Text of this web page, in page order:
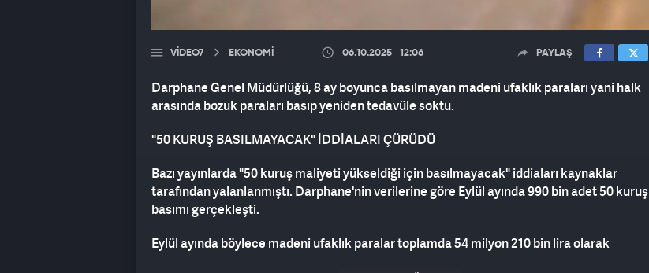
VIDEO7 EKONOMİ 06.10.2025 12:06 PAYLAŞ
Darphane Genel Müdürlüğü, 8 ay boyunca basılmayan madeni ufaklık paraları yani halk
arasında bozuk paraları basıp yeniden tedavüle soktu.
"50 KURUŞ BASILMAYACAK" İDDİALARI ÇÜRÜDÜ
Bazı yayınlarda "50 kuruş maliyeti yükseldiği için basılmayacak" iddiaları kaynaklar
tarafından yalanlanmıştı. Darphane'nin verilerine göre Eylül ayında 990 bin adet 50 kuruş
basımı gerçekleşti.
Eylül ayında böylece madeni ufaklık paralar toplamda 54 milyon 210 bin lira olarak